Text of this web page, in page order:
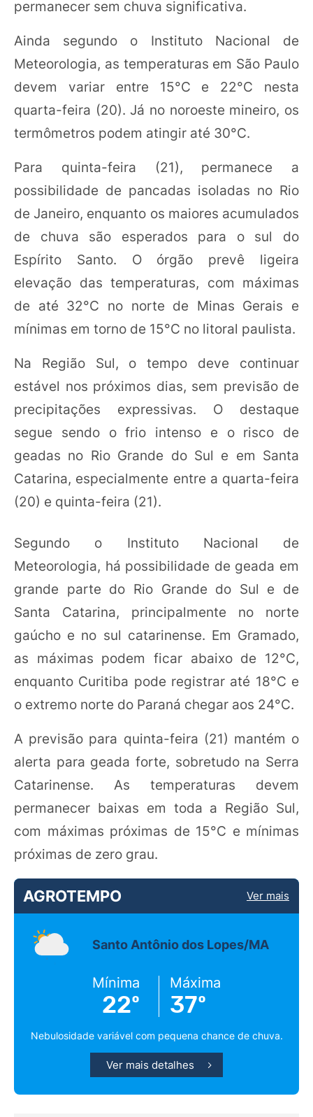
permanecer sem chuva significativa.
Ainda segundo o Instituto Nacional de
Meteorologia, as temperaturas em São Paulo
devem variar entre 15°C e 22°C nesta
quarta-feira (20). Já no noroeste mineiro, os
termômetros podem atingir até 30°C.
Para quinta-feira (21), permanece a
possibilidade de pancadas isoladas no Rio
de Janeiro, enquanto os maiores acumulados
de chuva são esperados para o sul do
Espírito Santo. O órgão prevê ligeira
elevação das temperaturas, com máximas
de até 32°C no norte de Minas Gerais e
mínimas em torno de 15°C no litoral paulista.
Na Região Sul, o tempo deve continuar
estável nos próximos dias, sem previsão de
precipitações expressivas. O destaque
segue sendo o frio intenso e o risco de
geadas no Rio Grande do Sul e em Santa
Catarina, especialmente entre a quarta-feira
(20) e quinta-feira (21).
Segundo o Instituto Nacional de
Meteorologia, há possibilidade de geada em
grande parte do Rio Grande do Sul e de
Santa Catarina, principalmente no norte
gaúcho e no sul catarinense. Em Gramado,
as máximas podem ficar abaixo de 12°C,
enquanto Curitiba pode registrar até 18°C e
o extremo norte do Paraná chegar aos 24°C.
A previsão para quinta-feira (21) mantém o
alerta para geada forte, sobretudo na Serra
Catarinense. As temperaturas devem
permanecer baixas em toda a Região Sul,
com máximas próximas de 15°C e mínimas
próximas de zero grau.
AGROTEMPO Ver mais
Santo Antônio dos Lopes/MA
Mínima
22º
Máxima
37º
Nebulosidade variável com pequena chance de chuva.
Ver mais detalhes